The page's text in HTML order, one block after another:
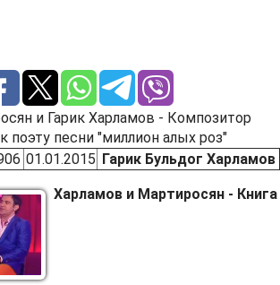
и Гарик Харламов - Композитор
поэту песни "миллион алых роз"
01.01.2015 Гарик Бульдог Харламов
Харламов и Мартиросян - Книга